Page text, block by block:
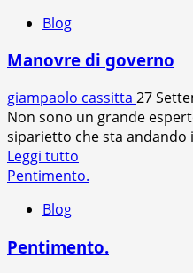
Blog
Manovre di governo
giampaolo cassitta 27
Non sono un grande
siparietto che sta andando
Leggi tutto
di
di
Pentimento.
Blog
Pentimento.